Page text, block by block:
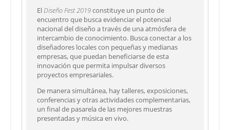
ElDiseño Fest 2019constituye un punto de
encuentro que busca evidenciar el potencial
nacional del diseño a través de una atmósfera de
intercambio de conocimiento. Busca conectar a los
diseñadores locales con pequeñas y medianas
empresas, que puedan beneficiarse de esta
innovación que permita impulsar diversos
proyectos empresariales.
De manera simultánea, hay talleres, exposiciones,
conferencias y otras actividades complementarias,
un final de pasarela de las mejores muestras
presentadas y música en vivo.